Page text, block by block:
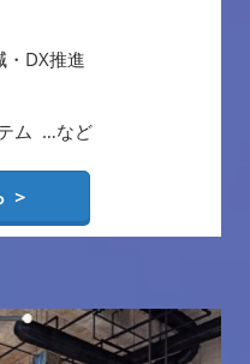
DX推進
ム …など
＞